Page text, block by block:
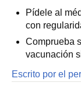
Pídele al
con
Comprueba
vacunación
Escrito por el